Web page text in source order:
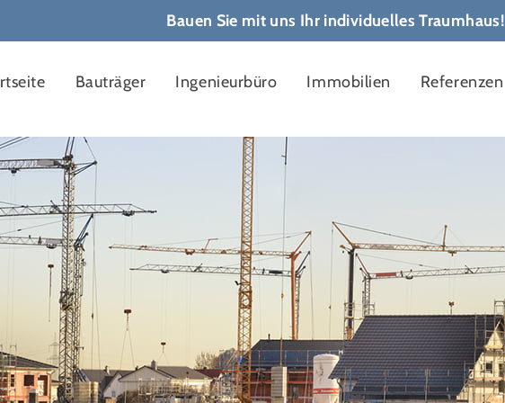
Bauen Sie mit uns Ihr individuelles Traumhaus!
Bauträger Ingenieurbüro Immobilien Referenzen